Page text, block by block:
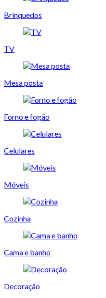
Brinquedos
TV
Mesa posta
Forno e fogão
Celulares
Móveis
Cozinha
Cama e banho
Decoração